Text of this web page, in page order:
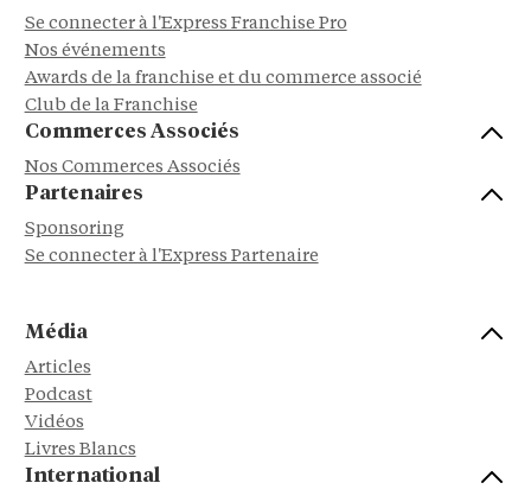
Se connecter à l'Express Franchise Pro
Nos événements
Awards de la franchise et du commerce associé
Club de la Franchise
Commerces Associés
Nos Commerces Associés
Partenaires
Sponsoring
Se connecter à l'Express Partenaire
Média
Articles
Podcast
Vidéos
Livres Blancs
International